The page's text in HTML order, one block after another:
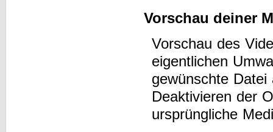
Vorschau deiner
Vorschau des
eigentlichen
gewünschte
Deaktivieren der
ursprüngliche